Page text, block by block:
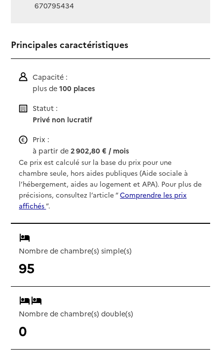
670795434
Principales caractéristiques
Capacité :
plus de100 places
Statut :
Privé non lucratif
Prix :
à partir de2 902,80 € / mois
Ce prix est calculé sur la base du prix pour une
chambre seule, hors aides publiques (Aide sociale à
l’hébergement, aides au logement et APA). Pour plus de
précisions, consultez l’article “Comprendre les prix
affichés”.
Nombre de chambre(s) simple(s)
95
Nombre de chambre(s) double(s)
0